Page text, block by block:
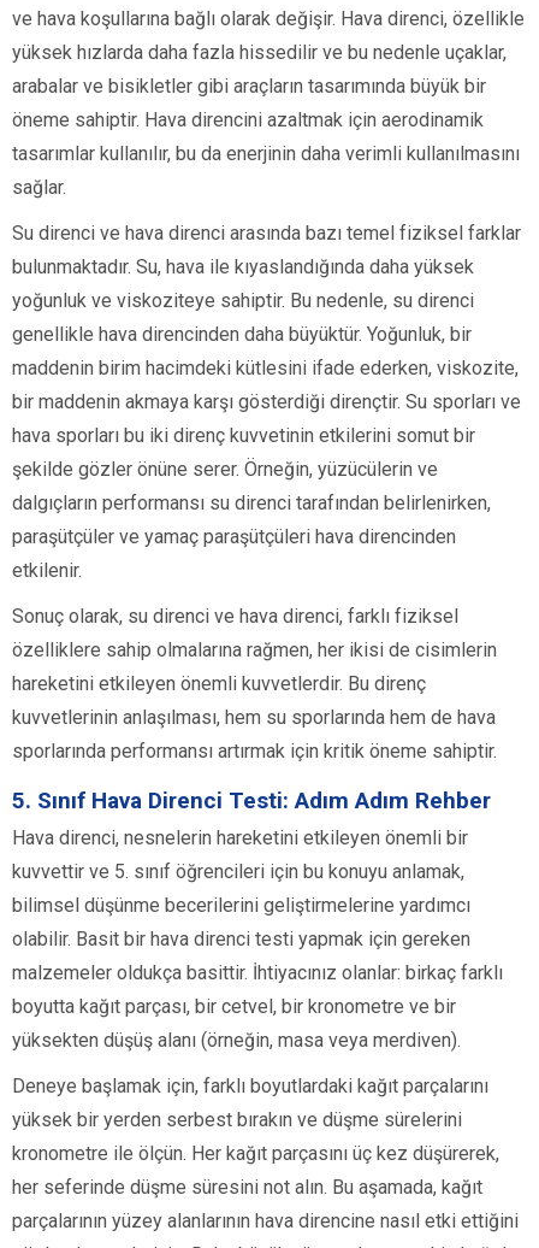
ve hava koşullarına bağlı olarak değişir. Hava direnci, özellikle
yüksek hızlarda daha fazla hissedilir ve bu nedenle uçaklar,
arabalar ve bisikletler gibi araçların tasarımında büyük bir
öneme sahiptir. Hava direncini azaltmak için aerodinamik
tasarımlar kullanılır, bu da enerjinin daha verimli kullanılmasını
sağlar.
Su direnci ve hava direnci arasında bazı temel fiziksel farklar
bulunmaktadır. Su, hava ile kıyaslandığında daha yüksek
yoğunluk ve viskoziteye sahiptir. Bu nedenle, su direnci
genellikle hava direncinden daha büyüktür. Yoğunluk, bir
maddenin birim hacimdeki kütlesini ifade ederken, viskozite,
bir maddenin akmaya karşı gösterdiği dirençtir. Su sporları ve
hava sporları bu iki direnç kuvvetinin etkilerini somut bir
şekilde gözler önüne serer. Örneğin, yüzücülerin ve
dalgıçların performansı su direnci tarafından belirlenirken,
paraşütçüler ve yamaç paraşütçüleri hava direncinden
etkilenir.
Sonuç olarak, su direnci ve hava direnci, farklı fiziksel
özelliklere sahip olmalarına rağmen, her ikisi de cisimlerin
hareketini etkileyen önemli kuvvetlerdir. Bu direnç
kuvvetlerinin anlaşılması, hem su sporlarında hem de hava
sporlarında performansı artırmak için kritik öneme sahiptir.
5. Sınıf Hava Direnci Testi: Adım Adım Rehber
Hava direnci, nesnelerin hareketini etkileyen önemli bir
kuvvettir ve 5. sınıf öğrencileri için bu konuyu anlamak,
bilimsel düşünme becerilerini geliştirmelerine yardımcı
olabilir. Basit bir hava direnci testi yapmak için gereken
malzemeler oldukça basittir. İhtiyacınız olanlar: birkaç farklı
boyutta kağıt parçası, bir cetvel, bir kronometre ve bir
yüksekten düşüş alanı (örneğin, masa veya merdiven).
Deneye başlamak için, farklı boyutlardaki kağıt parçalarını
yüksek bir yerden serbest bırakın ve düşme sürelerini
kronometre ile ölçün. Her kağıt parçasını üç kez düşürerek,
her seferinde düşme süresini not alın. Bu aşamada, kağıt
parçalarının yüzey alanlarının hava direncine nasıl etki ettiğini